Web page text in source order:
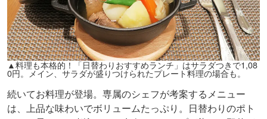
▲料理も本格的！「日替わりおすすめランチ」はサラダつきで1,08
0円。メイン、サラダが盛りつけられたプレート料理の場合も。
続いてお料理が登場。専属のシェフが考案するメニュー
は、上品な味わいでボリュームたっぷり。日替わりのポト